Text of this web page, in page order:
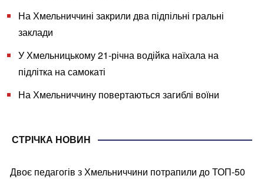
На Хмельниччині закрили два підпільні гральні
заклади
У Хмельницькому 21-річна водійка наїхала на
підлітка на самокаті
На Хмельниччину повертаються загиблі воїни
СТРІЧКА НОВИН
Двоє педагогів з Хмельниччини потрапили до ТОП-50